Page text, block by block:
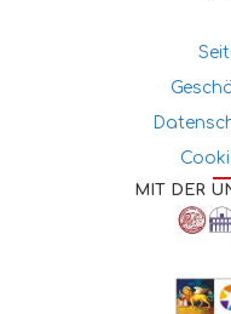
MIT DER